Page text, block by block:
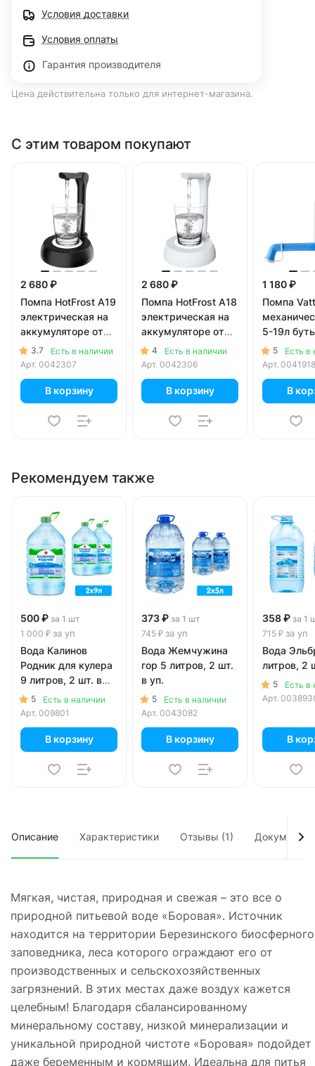
Условия доставки
Условия оплаты
Гарантия производителя
Цена действительна только для интернет-магазина.
С этим товаром покупают
2 680 ₽
Помпа HotFrost A19
электрическая на
аккумуляторе от
USB для 5-19л
бутылей, черная (в
3.7
Есть в наличии
Арт. 0042307
В корзину
2 680 ₽
Помпа HotFrost A18
электрическая на
аккумуляторе от
USB для 5-19л
бутылей, белая (в
4
Есть в наличии
Арт. 0042306
В корзину
1 180 ₽
Помпа
5-19л
коробке)
5
Есть в
Арт. 0041918
В
Рекомендуем также
500 ₽ за 1 шт
1 000 ₽ за уп
Вода Калинов
Родник для кулера
9 литров, 2 шт. в
уп.5
Есть в наличии
Арт. 009801
В корзину
373 ₽ за 1 шт
745 ₽ за уп
Вода Жемчужина
гор 5 литров, 2 шт.
в уп.
5
Есть в наличии
Арт. 0043082
В корзину
358 ₽ за 1
715 ₽ за уп
Вода
литров, 2
5
Есть в
Арт.
В
Описание Характеристики Отзывы (1) Документы
Мягкая, чистая, природная и свежая – это все о
природной питьевой воде «Боровая». Источник
находится на территории Березинского биосферного
заповедника, леса которого ограждают его от
производственных и сельскохозяйственных
загрязнений. В этих местах даже воздух кажется
целебным! Благодаря сбалансированному
минеральному составу, низкой минерализации и
уникальной природной чистоте «Боровая» подойдет
даже беременным и кормящим. Идеальна для питья